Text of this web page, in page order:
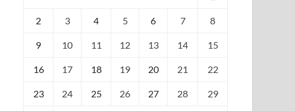
2 3 4 5 6 7 8
9 10 11 12 13 14 15
16 17 18 19 20 21 22
23 24 25 26 27 28 29